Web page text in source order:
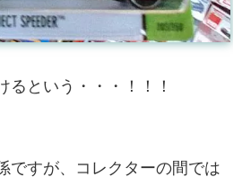
るという・・・！！！
ですが、コレクターの間では